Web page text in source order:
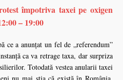
împotriva taxei pe oxigen
– 19:00
ce a anunţat un fel de „referendum”
ca va retrage taxa, dar surpriza
Totodată vestea anularii taxei